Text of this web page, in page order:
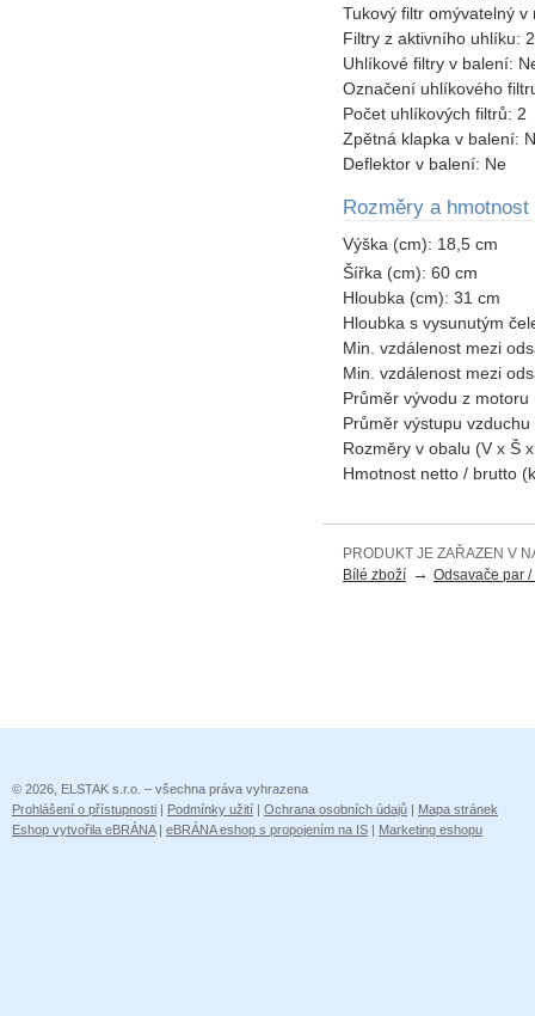
Tukový filtr omývatelný
Filtry z aktivního uhlíku:
Uhlíkové filtry v balení:
Označení uhlíkového
Počet uhlíkových filtrů: 2
Zpětná klapka v balení:
Deflektor v balení: Ne
Rozměry a hmotnost
Výška (cm): 18,5 cm
Šířka (cm): 60 cm
Hloubka (cm): 31 cm
Hloubka s vysunutým
Min. vzdálenost mezi
Min. vzdálenost mezi
Průměr vývodu z
Průměr výstupu
Rozměry v obalu (V x Š
Hmotnost netto / brutto
PRODUKT JE ZAŘAZEN V
Bílé zboží → Odsavače par
© 2026, ELSTAK s.r.o. – všechna práva vyhrazena
Prohlášení o přístupnosti
Podmínky užití Ochrana osobních údajů
Mapa stránek
Eshop vytvořila eBRÁNA| eBRÁNA eshop s propojením na IS Marketing eshopu